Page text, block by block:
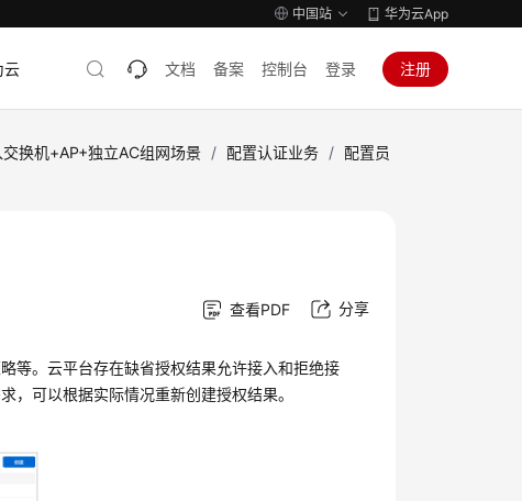
中国站 华为云App
云 文档 备案 控制台 登录 注册
换机+AP+独立AC组网场景 / 配置认证业务 / 配置员
查看PDF 分享
等。云平台存在缺省授权结果允许接入和拒绝接
，可以根据实际情况重新创建授权结果。